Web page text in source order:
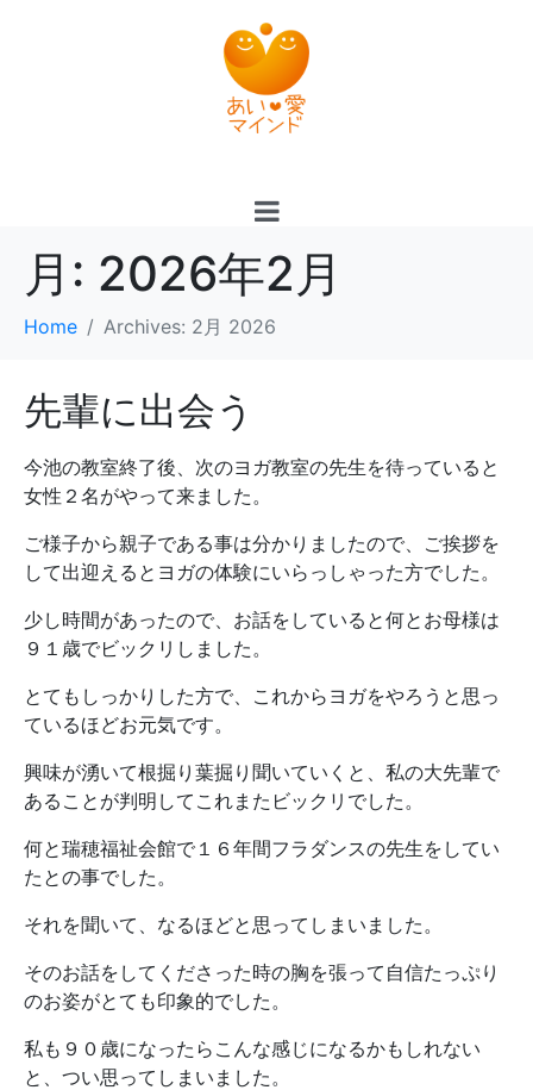
月: 2026年2月
Home Archives: 2月 2026
先輩に出会う
今池の教室終了後、次のヨガ教室の先生を待っていると
女性２名がやって来ました。
ご様子から親子である事は分かりましたので、ご挨拶を
して出迎えるとヨガの体験にいらっしゃった方でした。
少し時間があったので、お話をしていると何とお母様は
９１歳でビックリしました。
とてもしっかりした方で、これからヨガをやろうと思っ
ているほどお元気です。
興味が湧いて根掘り葉掘り聞いていくと、私の大先輩で
あることが判明してこれまたビックリでした。
何と瑞穂福祉会館で１６年間フラダンスの先生をしてい
たとの事でした。
それを聞いて、なるほどと思ってしまいました。
そのお話をしてくださった時の胸を張って自信たっぷり
のお姿がとても印象的でした。
私も９０歳になったらこんな感じになるかもしれない
と、つい思ってしまいました。